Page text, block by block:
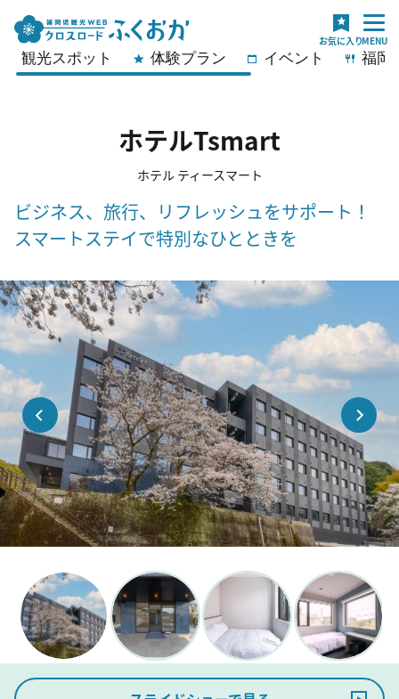
観光スポット 体験プラン イベント 福岡
ホテルTsmart
ホテル ティースマート
ビジネス、旅行、リフレッシュをサポート！
スマートステイで特別なひとときを